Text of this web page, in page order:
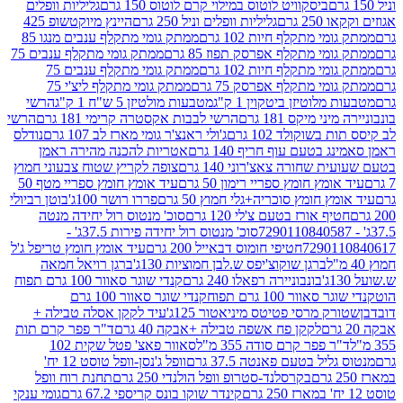
ביסקוויט לוטוס במילוי קרם לוטוס 150 גרם
גליליות וופלים
גרם
גליליות וופלים וניל 250 גרם
היינץ מיוקטשופ 425
מתקלף חיות 102 גרם
ממתק גומי מתקלף ענבים מנגו 85
מתקלף אפרסק תפוז 85 גרם
ממתק גומי מתקלף ענבים 75
מתקלף חיות 102 גרם
ממתק גומי מתקלף ענבים 75
מתקלף אפרסק 75 גרם
ממתק גומי מתקלף ליצ'י 75
ביטקוין 1 ק"ג
מטבעות מולטיזן 5 ש"ח 1 ק"ג
הרשי
מיקס 181 גרם
הרשי לבבות אקסטרה קרימי 181 גרם
הרשי
102 גרם
ג'ולי ראנצ'ר גומי מארז לב 107 גרם
נודלס
עוף חריף 140 גרם
אטריות להכנה מהירה ראמן
שחורה צאצ'רוני 140 גרם
צופה לקריץ שטוח צבעוני חמוץ
חומץ ספריי רימון 50 גרם
עיד אומץ חומץ ספריי מטף 50
חומץ סוכריה+גלי חמוץ 50 גרם
פררו רושר 100ג'
בוטן רביולי
אורז בטעם צ'לי 120 גרם
סוכ' מנטוס רול יחידה מנטה
סוכ' מנטוס רול יחידה פירות 37.5ג' -
חטיפי חומוס דבאייל 200 גרם
עיד אומץ חומץ טריפל ג'ל
ברגן שוקוצ'יפס ש.לבן חמוציות 130ג'
ברגן רויאל חמאה
בונבוניירה רפאלו 240 גרם
קנדי שוגר סאוור 100 גרם תפוח
100 גרם תפוח
קנדי שוגר סאוור 100 גרם
מרסי פטיטס מיניאטור 125ג'
עיד לקקן אסלה טבילה +
לקקן פח אשפה טבילה +אבקה 40 גרם
ד"ר פפר קרם תות
פפר קרם סודה 355 מ"ל
סאוור פאצ' פטל שקית 102
בטעם פאנטה 37.5 גרם
וופל ג'נסן-וופל טוסט 12 יח'
בקרסלנד-סטרופ וופל הולנדי 250 גרם
תחנת רוח וופל
קינדר שוקו בונס קריספי 67.2 גרם
גומי ענקי